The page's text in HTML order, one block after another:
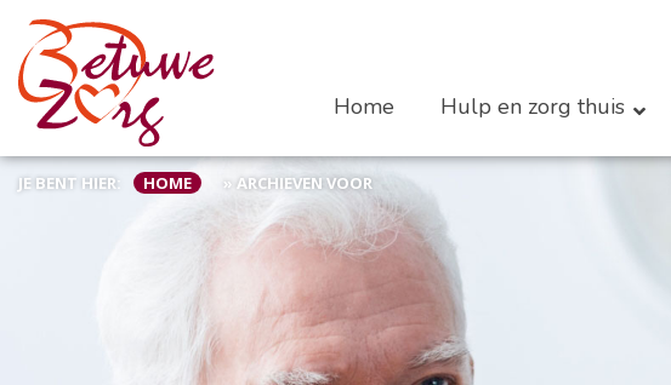
Home Hulp en zorg thuis
JE BENT HIER: HOME » ARCHIEVEN VOOR